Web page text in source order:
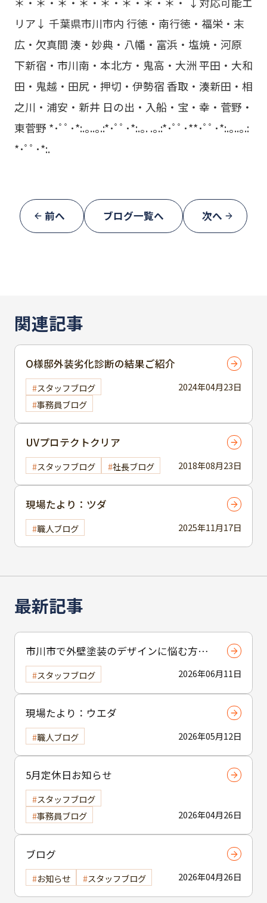
リア↓ 千葉県市川市内 行徳・南行徳・福栄・末
広・欠真間 湊・妙典・八幡・富浜・塩焼・河原
下新宿・市川南・本北方・鬼高・大洲 平田・大和
田・鬼越・田尻・押切・伊勢宿 香取・湊新田・相
之川・浦安・新井 日の出・入船・宝・幸・菅野・
東菅野 *･ﾟﾟ･*:.｡..｡.:*･ﾟﾟ･*:.｡. .｡.:*･ﾟﾟ･**･ﾟﾟ･*:.｡..｡.:
*･ﾟﾟ･*:.
前へ ブログ一覧へ 次へ
最新記事
市川市で外壁塗装のデザインに悩む方へ
｜ 色選びの失敗を防ぐポイント
2026年06月11日
スタッフブログ
現場たより：ウエダ
2026年05月12日
職人ブログ
5月定休日お知らせ
2026年04月26日
スタッフブログ
事務員ブログ
ブログ
2026年04月26日
お知らせ スタッフブログ
関連記事
2024年04月23日
O様邸外装劣化診断の結果ご紹介
スタッフブログ
事務員ブログ
2018年08月23日
UVプロテクトクリア
スタッフブログ 社長ブログ
2025年11月17日
現場たより：ツダ
職人ブログ